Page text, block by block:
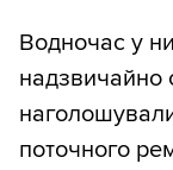
Водночас у
надзвичайно
поточного